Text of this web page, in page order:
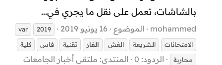
بالشاشات، تعمل على نقل ما يجري في...
mohammed الموضوع 16 يونيو 2019 2019
var
الامتحانات
الشريعة الغش الفار تقنية فاس
كلية
محاربة
الردود: 0 المنتدى: ملتقى أخبار الجامعات